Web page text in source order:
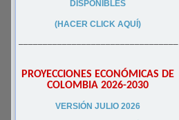
DISPONIBLES
(HACER CLICK AQUÍ)
–––––––––––––––––––––––––––––––––
PROYECCIONES ECONÓMICAS DE
COLOMBIA 2026-2030
VERSIÓN JULIO 2026